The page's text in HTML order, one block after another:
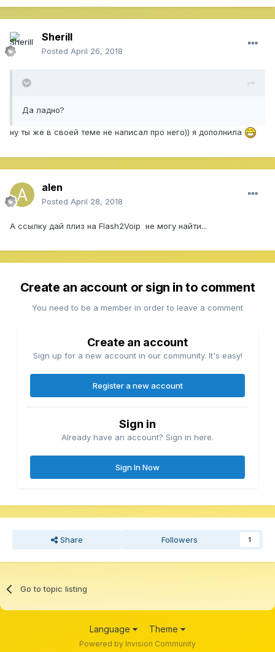
Sherill
Posted April 26, 2018
Да ладно?
ну ты же в своей теме не написал про него)) я дополнила
alen
Posted April 28, 2018
А ссылку дай плиз на Flash2Voip не могу найти...
Create an account or sign in to comment
You need to be a member in order to leave a comment
Create an account
Sign up for a new account in our community. It's easy!
Register a new account
Sign in
Already have an account? Sign in here.
Sign In Now
Share Followers 1
Go to topic listing
Language Theme
Powered by Invision Community